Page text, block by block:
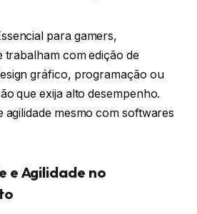
para gamers,
trabalham com edição de
gráfico, programação ou
que exija alto desempenho.
agilidade mesmo com softwares
e Agilidade no